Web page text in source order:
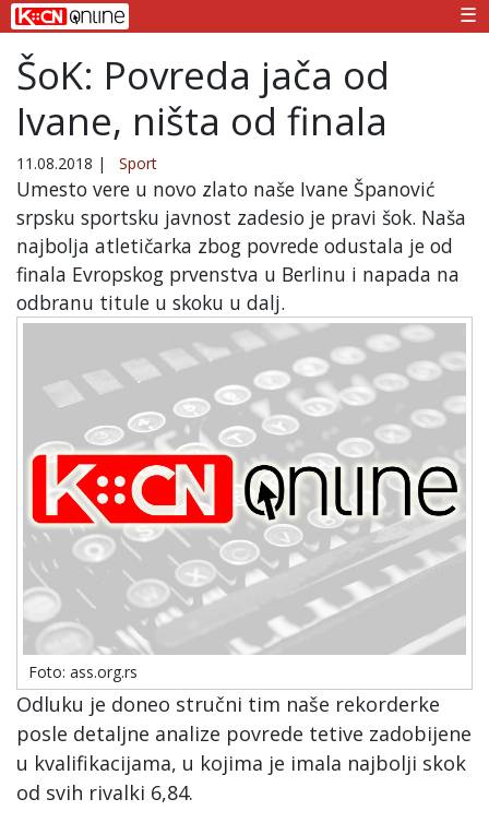
☰
ŠoK: Povreda jača od
Ivane, ništa od finala
11.08.2018 | Sport
Umesto vere u novo zlato naše Ivane Španović
srpsku sportsku javnost zadesio je pravi šok. Naša
najbolja atletičarka zbog povrede odustala je od
finala Evropskog prvenstva u Berlinu i napada na
odbranu titule u skoku u dalj.
Foto: ass.org.rs
Odluku je doneo stručni tim naše rekorderke
posle detaljne analize povrede tetive zadobijene
u kvalifikacijama, u kojima je imala najbolji skok
od svih rivalki 6,84.